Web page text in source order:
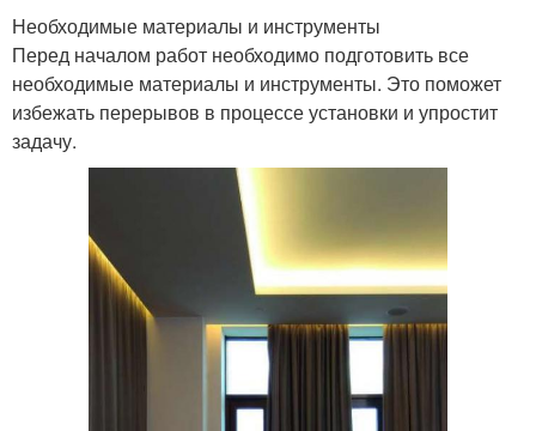
Необходимые материалы и инструменты
Перед началом работ необходимо подготовить все
необходимые материалы и инструменты. Это поможет
избежать перерывов в процессе установки и упростит
задачу.